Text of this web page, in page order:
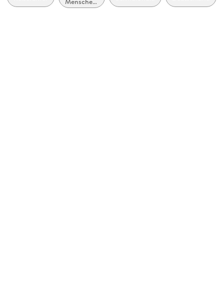
Kopierschutz
Sachbuch,